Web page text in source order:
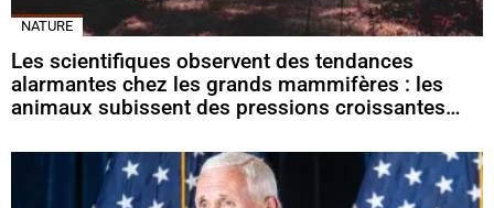
NATURE
Les scientifiques observent des tendances
alarmantes chez les grands mammifères : les
animaux subissent des pressions croissantes…